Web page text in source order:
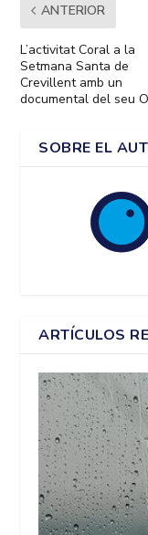
ANTERIOR
L’activitat Coral a la
Setmana Santa de
Crevillent amb un
documental del seu
SOBRE EL
ARTÍCULOS